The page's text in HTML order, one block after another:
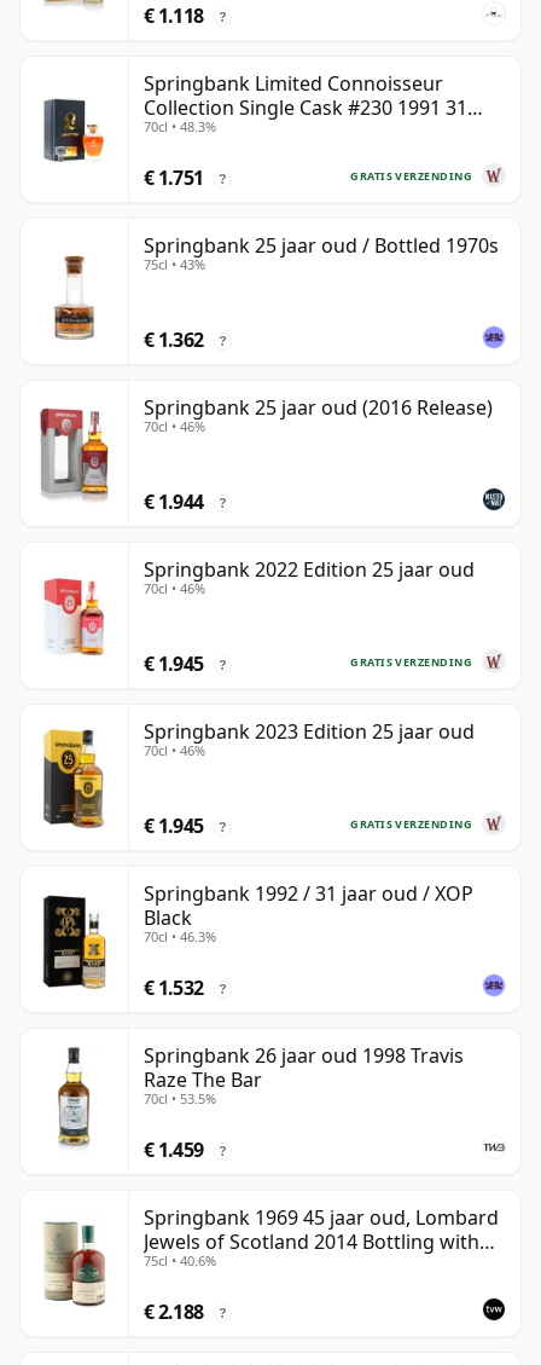
€ 1.118 ?
Springbank Limited Connoisseur
Collection Single Cask #230 1991 31
jaar oud
70cl • 48.3%
GRATIS VERZENDING
€ 1.751 ?
Springbank 25 jaar oud / Bottled 1970s
75cl • 43%
€ 1.362 ?
Springbank 25 jaar oud (2016 Release)
70cl • 46%
€ 1.944 ?
Springbank 2022 Edition 25 jaar oud
70cl • 46%
GRATIS VERZENDING
€ 1.945 ?
Springbank 2023 Edition 25 jaar oud
70cl • 46%
GRATIS VERZENDING
€ 1.945 ?
Springbank 1992 / 31 jaar oud / XOP
Black
70cl • 46.3%
€ 1.532 ?
Springbank 26 jaar oud 1998 Travis
Raze The Bar
70cl • 53.5%
€ 1.459 ?
Springbank 1969 45 jaar oud, Lombard
Jewels of Scotland 2014 Bottling with
Tube
75cl • 40.6%
€ 2.188 ?